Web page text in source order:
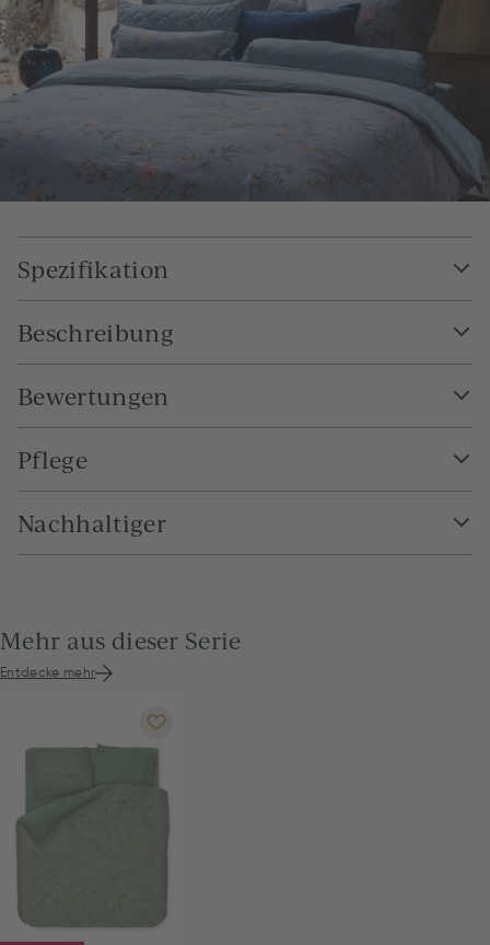
Spezifikation
Beschreibung
Bewertungen
Pflege
Nachhaltiger
Mehr aus dieser Serie
Entdecke mehr